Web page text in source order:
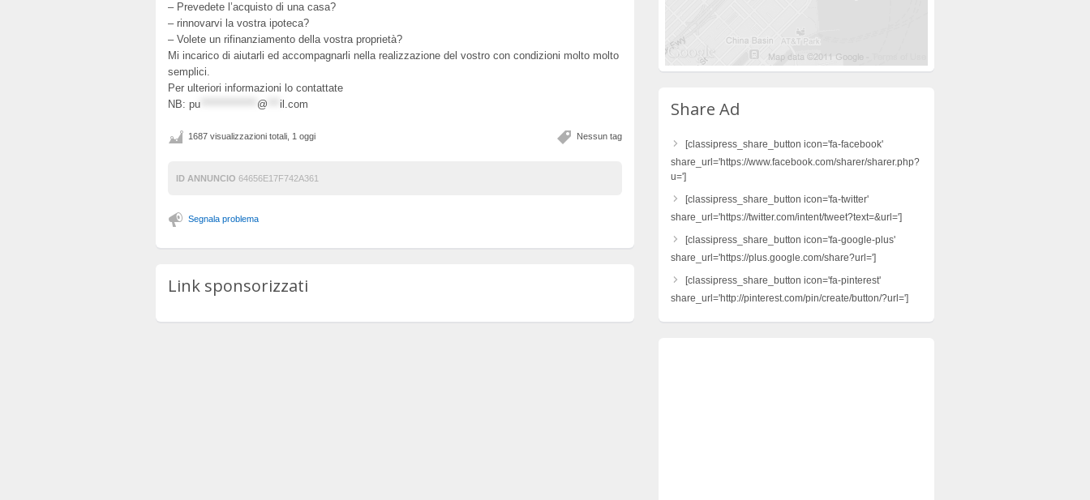
– Prevedete l’acquisto di una casa?
– rinnovarvi la vostra ipoteca?
– Volete un rifinanziamento della vostra proprietà?
Mi incarico di aiutarli ed accompagnarli nella realizzazione del vostro con condizioni molto molto
semplici.
Per ulteriori informazioni lo contattate
NB: pu @ il.com
Nessun tag
1687 visualizzazioni totali, 1 oggi
ID ANNUNCIO 64656E17F742A361
Segnala problema
Link sponsorizzati
Share Ad
[classipress_share_button icon='fa-facebook'
share_url='https://www.facebook.com/sharer/sharer.php?
u=']
[classipress_share_button icon='fa-twitter'
share_url='https://twitter.com/intent/tweet?text=&url=']
[classipress_share_button icon='fa-google-plus'
share_url='https://plus.google.com/share?url=']
[classipress_share_button icon='fa-pinterest'
share_url='http://pinterest.com/pin/create/button/?url=']